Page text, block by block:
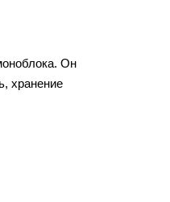
Он
хранение